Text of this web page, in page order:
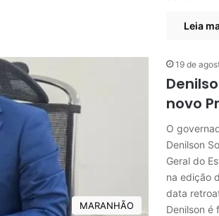
Leia
MARANHÃO
19 de
novo
O
Denilson
Geral do
na edição
data
Denilson é